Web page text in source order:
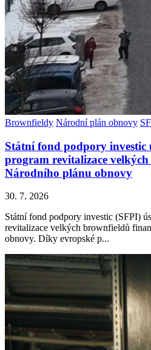
Brownfieldy Národní plán obnovy
Státní fond podpory investic
program revitalizace
Národního plánu obnovy
30. 7. 2026
Státní fond podpory investic (SFPI)
revitalizace velkých brownfieldů
obnovy. Díky evropské p...